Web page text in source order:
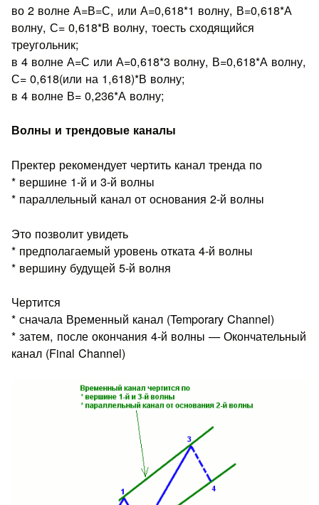
во 2 волне А=В=С, или А=0,618*1 волну, В=0,618*А
волну, С= 0,618*В волну, тоесть сходящийся
треугольник;
в 4 волне А=С или А=0,618*3 волну, В=0,618*А волну,
С= 0,618(или на 1,618)*В волну;
в 4 волне В= 0,236*А волну;
Волны и трендовые каналы
Пректер рекомендует чертить канал тренда по
* вершине 1-й и 3-й волны
* параллельный канал от основания 2-й волны
Это позволит увидеть
* предполагаемый уровень отката 4-й волны
* вершину будущей 5-й волня
Чертится
* сначала Временный канал (Temporary Channel)
* затем, после окончания 4-й волны — Окончательный
канал (Final Channel)